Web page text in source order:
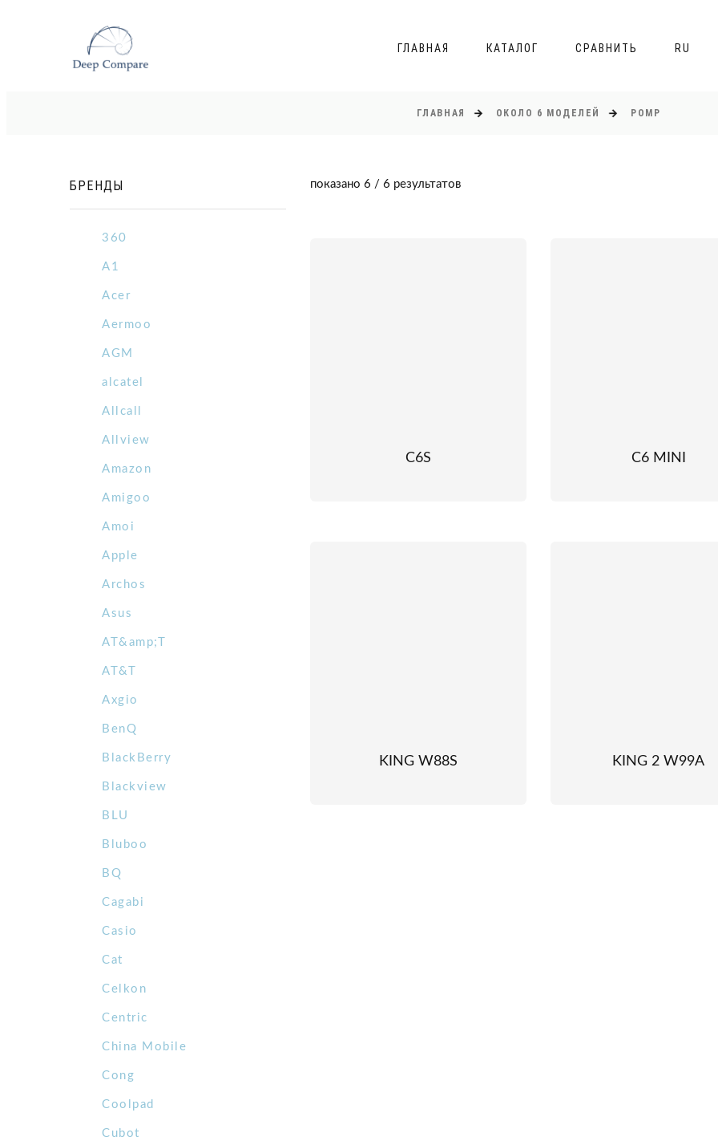
ГЛАВНАЯ КАТАЛОГ СРАВНИТЬ RU
ГЛАВНАЯ ОКОЛО 6 МОДЕЛЕЙ POMP
БРЕНДЫ
360
A1
Acer
Aermoo
AGM
alcatel
Allcall
Allview
Amazon
Amigoo
Amoi
Apple
Archos
Asus
AT&amp;T
AT&T
Axgio
BenQ
BlackBerry
Blackview
BLU
Bluboo
BQ
Cagabi
Casio
Cat
Celkon
Centric
China Mobile
Cong
Coolpad
Cubot
показано 6 / 6 результатов
C6S C6 MINI
KING W88S KING 2 W99A